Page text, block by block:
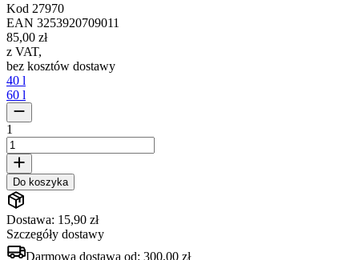
Kod 27970
EAN 3253920709011
85,00 zł
z VAT,
bez kosztów dostawy
40 l
60 l
1
Do koszyka
Dostawa: 15,90 zł
Szczegóły dostawy
Darmowa dostawa od: 300,00 zł